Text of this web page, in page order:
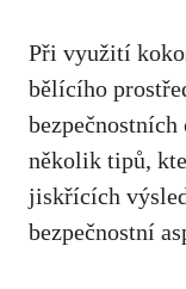
Při využití
bělícího
několik tipů,
jiskřících
bezpečnostní